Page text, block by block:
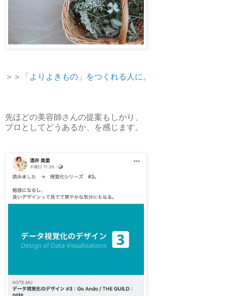
＞＞ 「よりよきもの」をつくれる人に。
先ほどの美容師さんの提案もしかり、
プロとしてどうあるか、を感じます。